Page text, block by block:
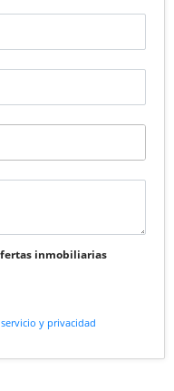
inmobiliarias
y privacidad